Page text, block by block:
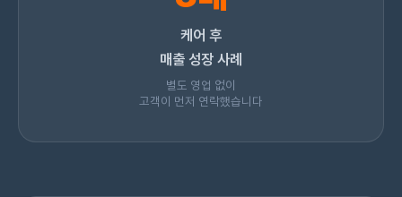
케어 후
매출 성장 사례
별도 영업 없이
고객이 먼저 연락했습니다